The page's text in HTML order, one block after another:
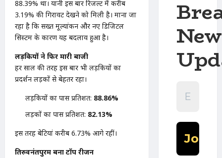
88.39% था। यानी इस बार रिजल्ट में करीब
3.19% की गिरावट देखने को मिली है। माना जा
रहा है कि सख्त मूल्यांकन और नए डिजिटल
सिस्टम के कारण यह बदलाव हुआ है।
लड़कियों ने फिर मारी बाजी
हर साल की तरह इस बार भी लड़कियों का
प्रदर्शन लड़कों से बेहतर रहा।
लड़कियों का पास प्रतिशत: 88.86%
लड़कों का पास प्रतिशत: 82.13%
इस तरह बेटियां करीब 6.73% आगे रहीं।
तिरुवनंतपुरम बना टॉप रीजन